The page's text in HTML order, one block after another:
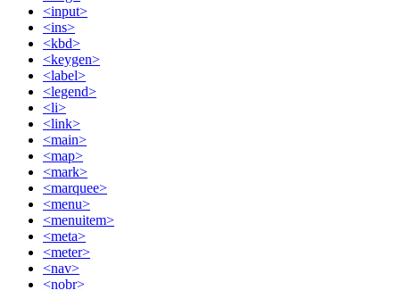
<input>
<ins>
<kbd>
<keygen>
<label>
<legend>
<li>
<link>
<main>
<map>
<mark>
<marquee>
<menu>
<menuitem>
<meta>
<meter>
<nav>
<nobr>